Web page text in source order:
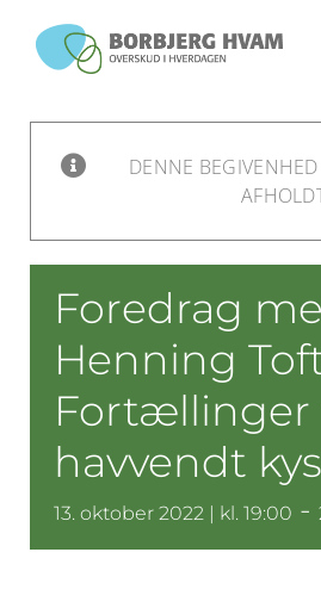
content
DENNE
Foredrag
Henning
Fortællinger
havvendt
13. oktober 2022 | kl. 19:00 -